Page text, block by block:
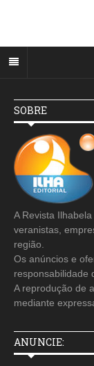
SOBRE
A Revista
veranistas,
região.
Os anúncios e
responsabilidade
A reprodução de
mediante
ANUNCIE: